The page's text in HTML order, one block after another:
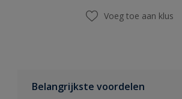
Voeg toe aan klus
Belangrijkste voordelen